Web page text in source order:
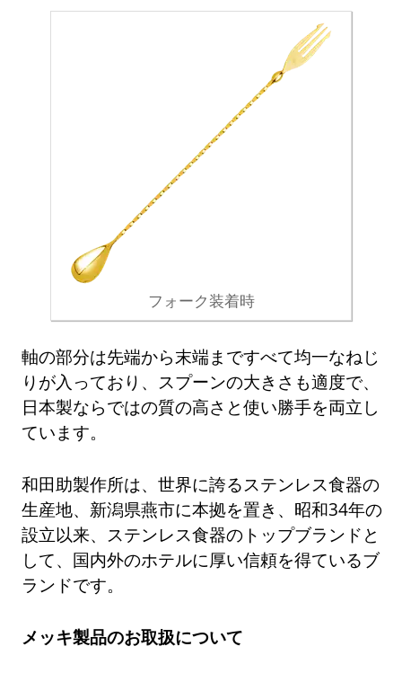
フォーク装着時
軸の部分は先端から末端まですべて均一なねじ
りが入っており、スプーンの大きさも適度で、
日本製ならではの質の高さと使い勝手を両立し
ています。
和田助製作所は、世界に誇るステンレス食器の
生産地、新潟県燕市に本拠を置き、昭和34年の
設立以来、ステンレス食器のトップブランドと
して、国内外のホテルに厚い信頼を得ているブ
ランドです。
メッキ製品のお取扱について